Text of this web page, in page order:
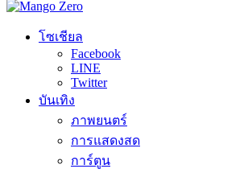
โซเชียล
Facebook
LINE
Twitter
บันเทิง
ภาพยนตร์
การแสดงสด
การ์ตูน